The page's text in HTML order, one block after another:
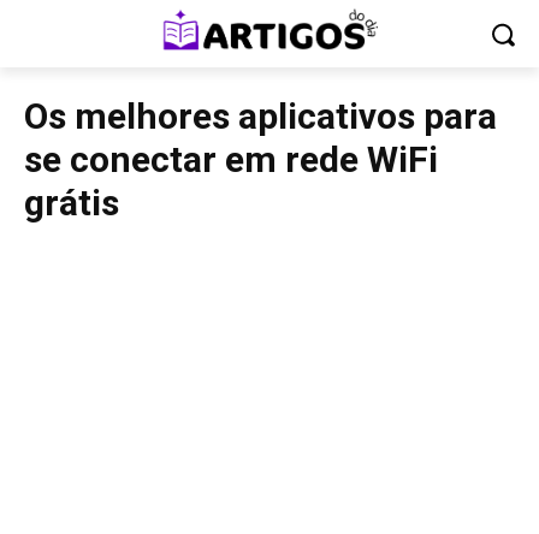
Os melhores aplicativos para
se conectar em rede WiFi
grátis